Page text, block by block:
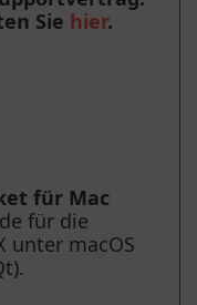
Sie hier.
für Mac
für die
unter macOS